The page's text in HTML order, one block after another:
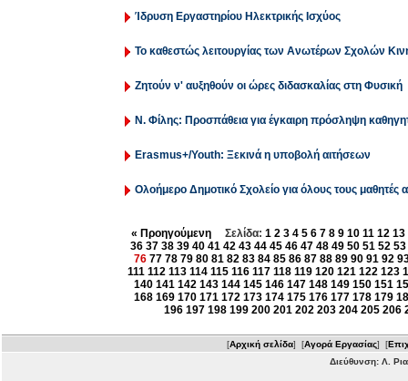
Ίδρυση Εργαστηρίου Ηλεκτρικής Ισχύος
Το καθεστώς λειτουργίας των Ανωτέρων Σχολών
Ζητούν ν' αυξηθούν οι ώρες διδασκαλίας στη Φυσική
Ν. Φίλης: Προσπάθεια για έγκαιρη πρόσληψη
Erasmus+/Youth: Ξεκινά η υποβολή αιτήσεων
Ολοήμερο Δημοτικό Σχολείο για όλους τους μαθητές
« ΠροηγούμενηΣελίδα: 1 2 3 4 5 6 7 8 9 10 11 12 13
36 37 38 39 40 41 42 43 44 45 46 47 48 49 50 51 52 53
76 77 78 79 80 81 82 83 84 85 86 87 88 89 90 91 92
111 112 113 114 115 116 117 118 119 120 121 122 123
140 141 142 143 144 145 146 147 148 149 150 151
168 169 170 171 172 173 174 175 176 177 178 179
196 197 198 199 200 201 202 203 204 205 206
[Αρχική σελίδα] [Αγορά Εργασίας] [
Διεύθυνση: Λ.